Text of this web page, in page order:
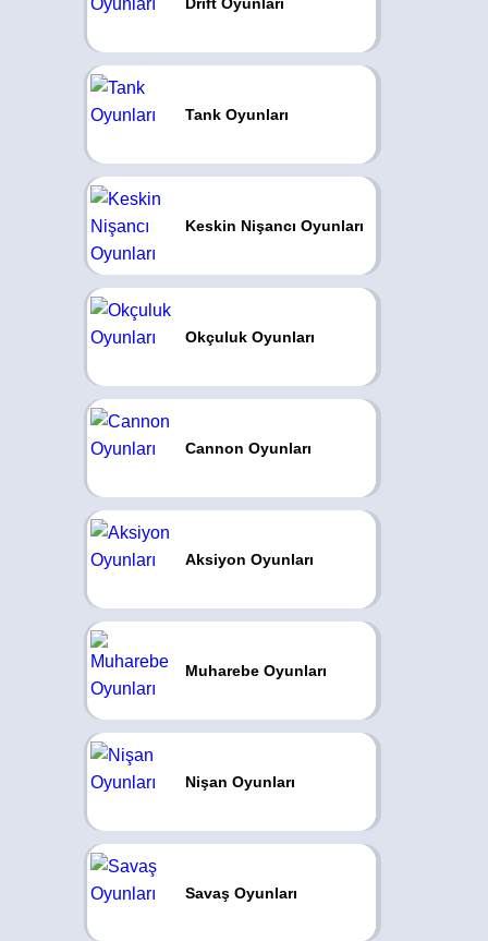
Tank Oyunları
Keskin Nişancı Oyunları
Okçuluk Oyunları
Cannon Oyunları
Aksiyon Oyunları
Muharebe Oyunları
Nişan Oyunları
Savaş Oyunları